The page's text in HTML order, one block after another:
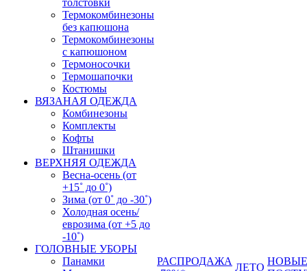
толстовки
Термокомбинезоны
без капюшона
Термокомбинезоны
с капюшоном
Термоносочки
Термошапочки
Костюмы
ВЯЗАНАЯ ОДЕЖДА
Комбинезоны
Комплекты
Кофты
Штанишки
ВЕРХНЯЯ ОДЕЖДА
Весна-осень (от
+15˚ до 0˚)
Зима (от 0˚ до -30˚)
Холодная осень/
еврозима (от +5 до
-10˚)
ГОЛОВНЫЕ УБОРЫ
Панамки
РАСПРОДАЖА
ЛЕТО
НОВЫЕ